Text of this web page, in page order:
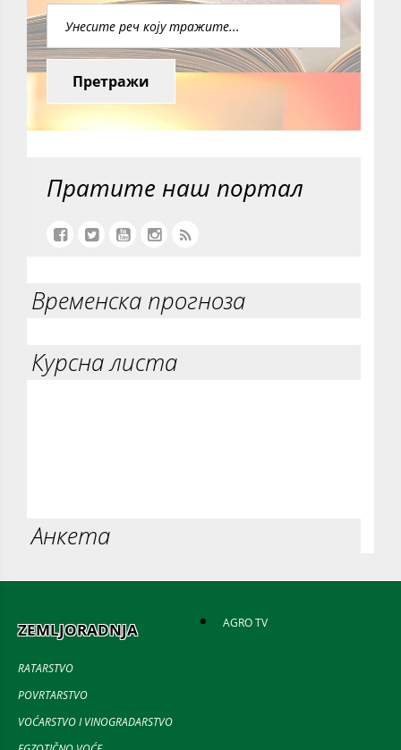
Претражи
Пратите наш портал
Временска прогноза
Курсна листа
Анкета
ZEMLJORADNJA
RATARSTVO
POVRTARSTVO
VOĆARSTVO I VINOGRADARSTVO
AGRO TV